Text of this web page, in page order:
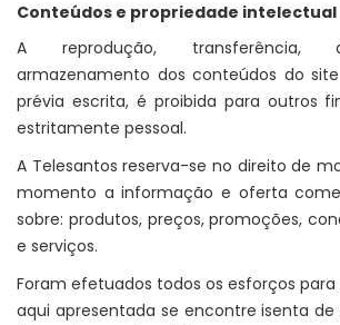
Conteúdos e propriedade intelectual
A reprodução, transferência,
armazenamento dos conteúdos do
prévia escrita, é proibida para outros
estritamente pessoal.
A Telesantos reserva-se no direito de
momento a informação e oferta
sobre: produtos, preços, promoções,
e serviços.
Foram efetuados todos os esforços
aqui apresentada se encontre isenta